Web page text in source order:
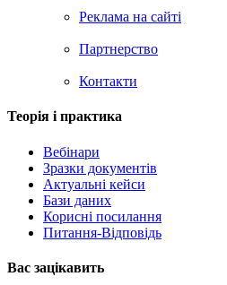
Реклама на сайтi
Партнерство
Контакти
Теорія i практика
Вебінари
Зразки документів
Актуальні кейси
Бази даних
Корисні посилання
Питання-Відповідь
Вас зацiкавить